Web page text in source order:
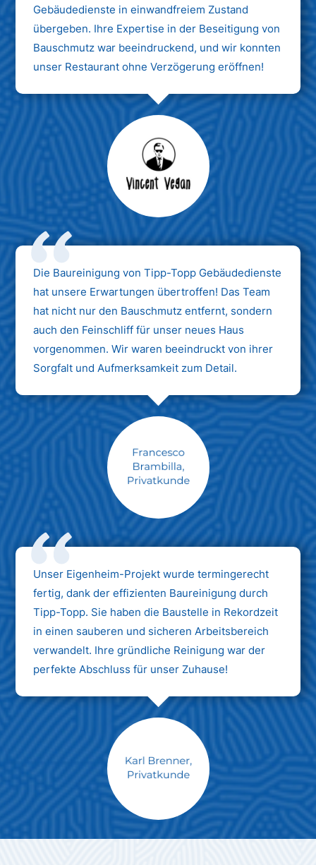
Gebäudedienste in einwandfreiem Zustand
übergeben. Ihre Expertise in der Beseitigung von
Bauschmutz war beeindruckend, und wir konnten
unser Restaurant ohne Verzögerung eröffnen!
Max Mustermann
Unternehmen AG
Die Baureinigung von Tipp-Topp Gebäudedienste
hat unsere Erwartungen übertroffen! Das Team
hat nicht nur den Bauschmutz entfernt, sondern
auch den Feinschliff für unser neues Haus
vorgenommen. Wir waren beeindruckt von ihrer
Sorgfalt und Aufmerksamkeit zum Detail.
Max Mustermann
Unternehmen AG
Unser Eigenheim-Projekt wurde termingerecht
fertig, dank der effizienten Baureinigung durch
Tipp-Topp. Sie haben die Baustelle in Rekordzeit
in einen sauberen und sicheren Arbeitsbereich
verwandelt. Ihre gründliche Reinigung war der
perfekte Abschluss für unser Zuhause!
Max Mustermann